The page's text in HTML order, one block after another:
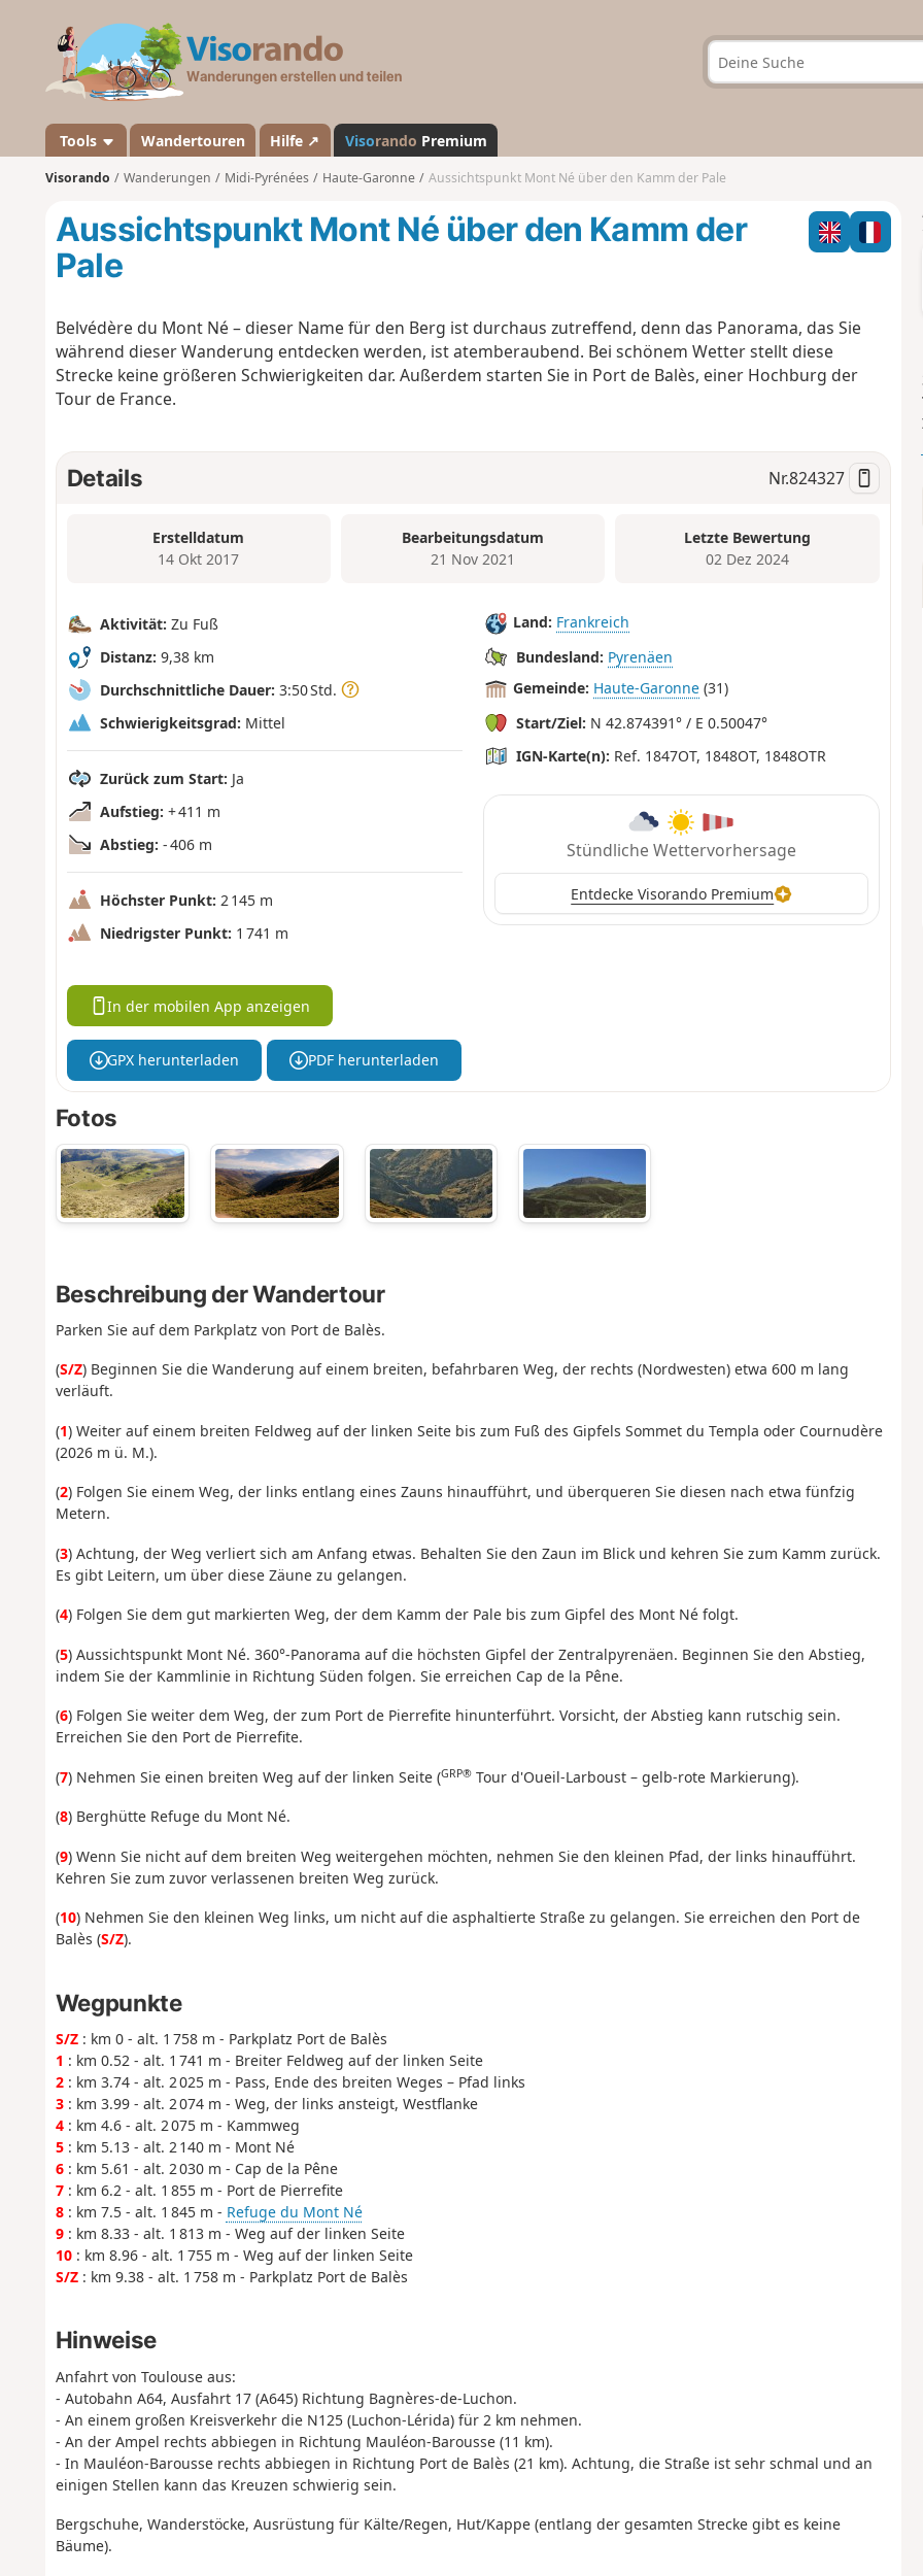
a
n
d
Tools Wandertouren Hilfe ↗ Visorando Premium
Visorando Wanderungen Midi-Pyrénées Haute-Garonne Aussichtspunkt Mont Né über den Kamm der Pale
Aussichtspunkt Mont Né über den Kamm der
Pale
Belvédère du Mont Né – dieser Name für den Berg ist durchaus zutreffend, denn das Panorama, das Sie
während dieser Wanderung entdecken werden, ist atemberaubend. Bei schönem Wetter stellt diese
Strecke keine größeren Schwierigkeiten dar. Außerdem starten Sie in Port de Balès, einer Hochburg der
Tour de France.
Details Nr.824327
Erstelldatum
14 Okt 2017
Bearbeitungsdatum
21 Nov 2021
Letzte Bewertung
02 Dez 2024
Aktivität: Zu Fuß
Distanz: 9,38 km
Durchschnittliche Dauer: 3:50 Std.
Schwierigkeitsgrad: Mittel
Zurück zum Start: Ja
Aufstieg: + 411 m
Abstieg: - 406 m
Höchster Punkt: 2 145 m
Niedrigster Punkt: 1 741 m
Land: Frankreich
Bundesland: Pyrenäen
Gemeinde: Haute-Garonne (31)
Start/Ziel: N 42.874391° / E 0.50047°
IGN-Karte(n): Ref. 1847OT, 1848OT, 1848OTR
Stündliche Wettervorhersage
Entdecke Visorando Premium
In der mobilen App anzeigen
GPX herunterladen PDF herunterladen
Fotos
Beschreibung der Wandertour
Parken Sie auf dem Parkplatz von Port de Balès.
(S/Z) Beginnen Sie die Wanderung auf einem breiten, befahrbaren Weg, der rechts (Nordwesten) etwa 600 m lang
verläuft.
(1) Weiter auf einem breiten Feldweg auf der linken Seite bis zum Fuß des Gipfels Sommet du Templa oder Cournudère
(2026 m ü. M.).
(2) Folgen Sie einem Weg, der links entlang eines Zauns hinaufführt, und überqueren Sie diesen nach etwa fünfzig
Metern.
(3) Achtung, der Weg verliert sich am Anfang etwas. Behalten Sie den Zaun im Blick und kehren Sie zum Kamm zurück.
Es gibt Leitern, um über diese Zäune zu gelangen.
(4) Folgen Sie dem gut markierten Weg, der dem Kamm der Pale bis zum Gipfel des Mont Né folgt.
(5) Aussichtspunkt Mont Né. 360°-Panorama auf die höchsten Gipfel der Zentralpyrenäen. Beginnen Sie den Abstieg,
indem Sie der Kammlinie in Richtung Süden folgen. Sie erreichen Cap de la Pêne.
(6) Folgen Sie weiter dem Weg, der zum Port de Pierrefite hinunterführt. Vorsicht, der Abstieg kann rutschig sein.
Erreichen Sie den Port de Pierrefite.
(7) Nehmen Sie einen breiten Weg auf der linken Seite (GRP®Tour d'Oueil-Larboust – gelb-rote Markierung).
(8) Berghütte Refuge du Mont Né.
(9) Wenn Sie nicht auf dem breiten Weg weitergehen möchten, nehmen Sie den kleinen Pfad, der links hinaufführt.
Kehren Sie zum zuvor verlassenen breiten Weg zurück.
(10) Nehmen Sie den kleinen Weg links, um nicht auf die asphaltierte Straße zu gelangen. Sie erreichen den Port de
Balès (S/Z).
Wegpunkte
S/Z: km 0 - alt. 1 758 m - Parkplatz Port de Balès
1 : km 0.52 - alt. 1 741 m - Breiter Feldweg auf der linken Seite
2: km 3.74 - alt. 2 025 m - Pass, Ende des breiten Weges – Pfad links
3: km 3.99 - alt. 2 074 m - Weg, der links ansteigt, Westflanke
4: km 4.6 - alt. 2 075 m - Kammweg
5: km 5.13 - alt. 2 140 m - Mont Né
6: km 5.61 - alt. 2 030 m - Cap de la Pêne
7: km 6.2 - alt. 1 855 m - Port de Pierrefite
8: km 7.5 - alt. 1 845 m - Refuge du Mont Né
9: km 8.33 - alt. 1 813 m - Weg auf der linken Seite
10: km 8.96 - alt. 1 755 m - Weg auf der linken Seite
S/Z: km 9.38 - alt. 1 758 m - Parkplatz Port de Balès
Hinweise
Anfahrt von Toulouse aus:
- Autobahn A64, Ausfahrt 17 (A645) Richtung Bagnères-de-Luchon.
- An einem großen Kreisverkehr die N125 (Luchon-Lérida) für 2 km nehmen.
- An der Ampel rechts abbiegen in Richtung Mauléon-Barousse (11 km).
- In Mauléon-Barousse rechts abbiegen in Richtung Port de Balès (21 km). Achtung, die Straße ist sehr schmal und an
einigen Stellen kann das Kreuzen schwierig sein.
Bergschuhe, Wanderstöcke, Ausrüstung für Kälte/Regen, Hut/Kappe (entlang der gesamten Strecke gibt es keine
Bäume).